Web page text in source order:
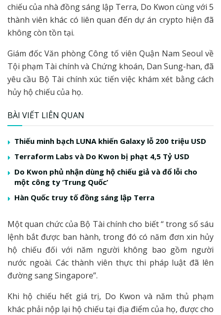
chiếu của nhà đồng sáng lập Terra, Do Kwon cùng với 5
thành viên khác có liên quan đến dự án crypto hiện đã
không còn tồn tại.
Giám đốc Văn phòng Công tố viên Quận Nam Seoul về
Tội phạm Tài chính và Chứng khoán, Dan Sung-han, đã
yêu cầu Bộ Tài chính xúc tiến việc khám xét bằng cách
hủy hộ chiếu của họ.
BÀI VIẾT LIÊN QUAN
Thiếu minh bạch LUNA khiến Galaxy lỗ 200 triệu USD
Terraform Labs và Do Kwon bị phạt 4,5 Tỷ USD
Do Kwon phủ nhận dùng hộ chiếu giả và đổ lỗi cho
một công ty ‘Trung Quốc’
Hàn Quốc truy tố đồng sáng lập Terra
Một quan chức của Bộ Tài chính cho biết “ trong số sáu
lệnh bắt được ban hành, trong đó có năm đơn xin hủy
hộ chiếu đối với năm người không bao gồm người
nước ngoài. Các thành viên thực thi pháp luật đã lên
đường sang Singapore”.
Khi hộ chiếu hết giá trị, Do Kwon và năm thủ phạm
khác phải nộp lại hộ chiếu tại địa điểm của họ, được cho